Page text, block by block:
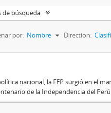
de búsqueda
por: Nombre Direction:
nacional, la FEP surgió en el
de la Independencia del Perú